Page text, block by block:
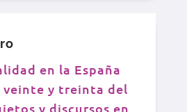
en la España
veinte y treinta del
y discursos en